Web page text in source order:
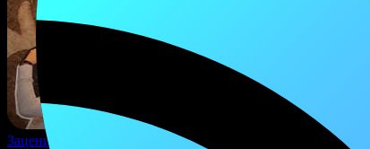
Зацени качёвую новинку!